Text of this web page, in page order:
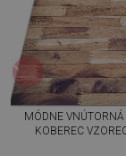
MÓDNE VNÚTORNÁ
KOBEREC